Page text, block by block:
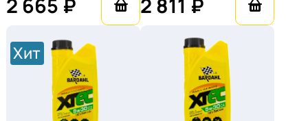
использовать и
менять Bardahl XTEC
0w20?
Хит